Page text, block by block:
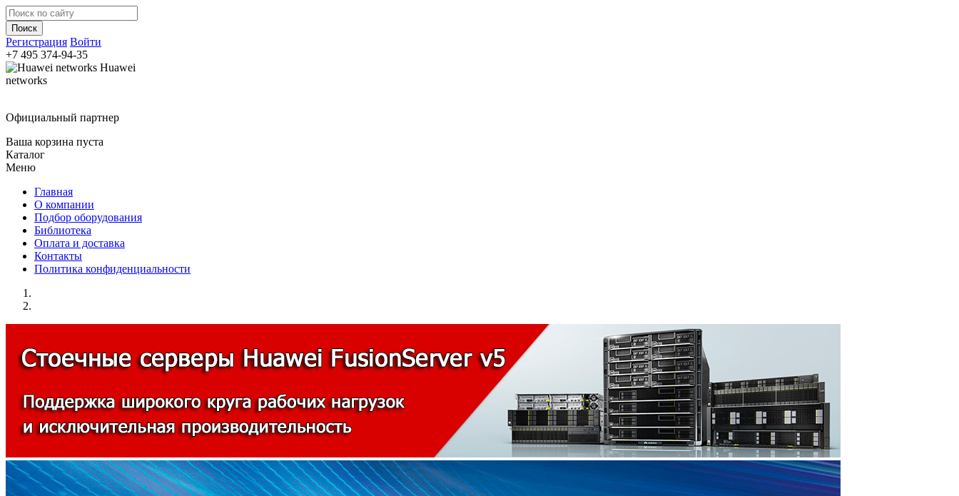
Регистрация Войти
+7 495 374-94-35
Huawei
networks
Официальный партнер
Ваша корзина пуста
Каталог
Меню
Главная
О компании
Подбор оборудования
Библиотека
Оплата и доставка
Контакты
Политика конфиденциальности